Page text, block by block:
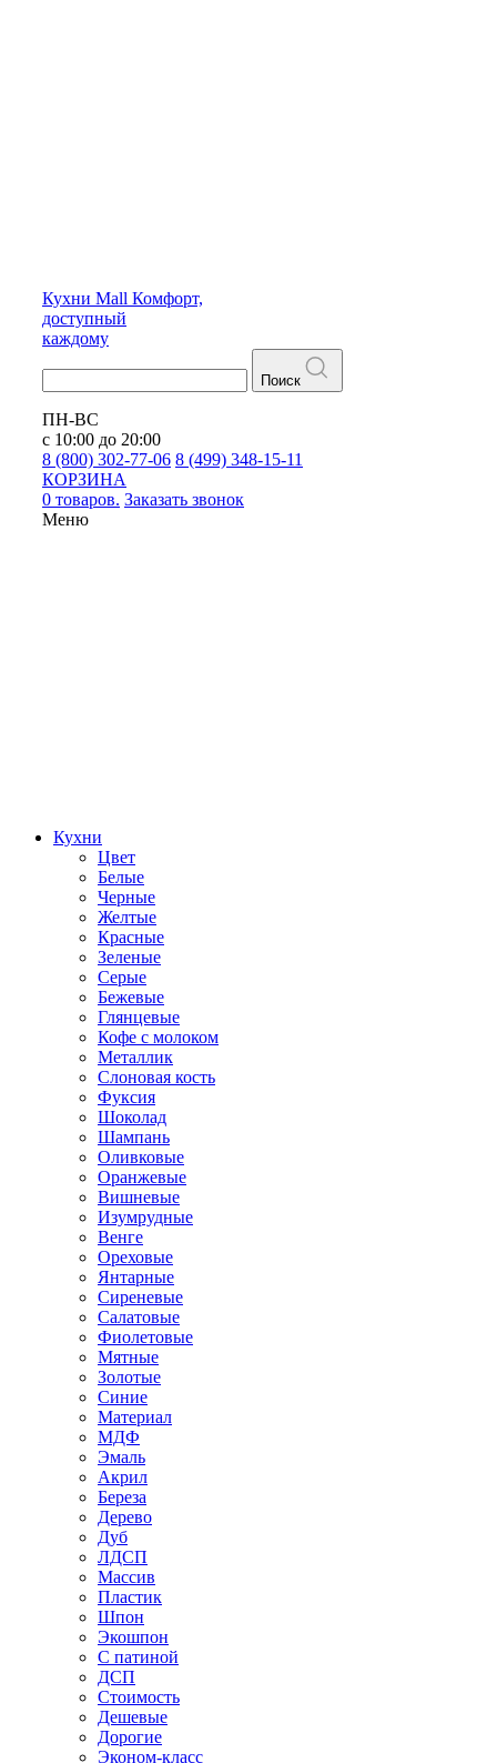
Кухни Mall Комфорт,
доступный
каждому
Поиск
ПН-ВС
с 10:00 до 20:00
8 (800) 302-77-06 8 (499) 348-15-11
КОРЗИНА
0 товаров. Заказать звонок
Меню
Кухни
Цвет
Белые
Черные
Желтые
Красные
Зеленые
Серые
Бежевые
Глянцевые
Кофе с молоком
Металлик
Слоновая кость
Фуксия
Шоколад
Шампань
Оливковые
Оранжевые
Вишневые
Изумрудные
Венге
Ореховые
Янтарные
Сиреневые
Салатовые
Фиолетовые
Мятные
Золотые
Синие
Материал
МДФ
Эмаль
Акрил
Береза
Дерево
Дуб
ЛДСП
Массив
Пластик
Шпон
Экошпон
С патиной
ДСП
Стоимость
Дешевые
Дорогие
Эконом-класс